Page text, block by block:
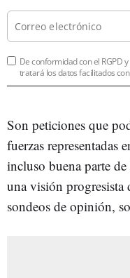
De conformidad con el RGPD y
tratará los datos facilitados
Son peticiones que
fuerzas representadas
incluso buena parte
una visión progresista
sondeos de opinión,